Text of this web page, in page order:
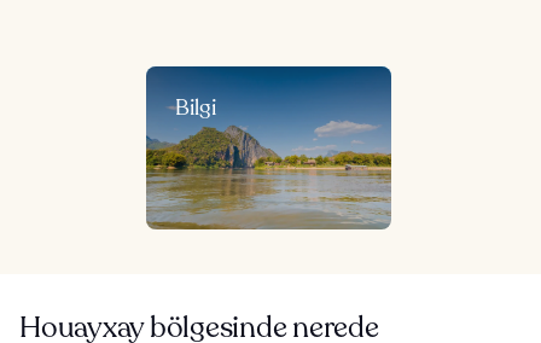
Bilgi
Houayxay bölgesinde nerede